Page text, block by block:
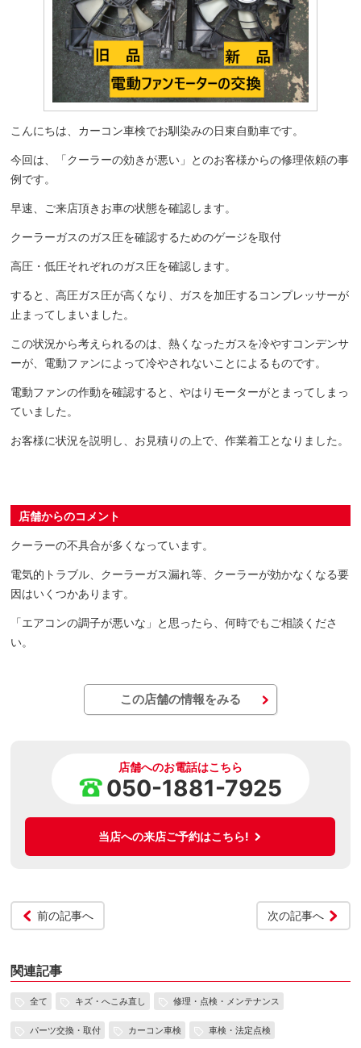
こんにちは、カーコン車検でお馴染みの日東自動車です。
今回は、「クーラーの効きが悪い」とのお客様からの修理依頼の事
例です。
早速、ご来店頂きお車の状態を確認します。
クーラーガスのガス圧を確認するためのゲージを取付
高圧・低圧それぞれのガス圧を確認します。
すると、高圧ガス圧が高くなり、ガスを加圧するコンプレッサーが
止まってしまいました。
この状況から考えられるのは、熱くなったガスを冷やすコンデンサ
ーが、電動ファンによって冷やされないことによるものです。
電動ファンの作動を確認すると、やはりモーターがとまってしまっ
ていました。
お客様に状況を説明し、お見積りの上で、作業着工となりました。
店舗からのコメント
クーラーの不具合が多くなっています。
電気的トラブル、クーラーガス漏れ等、クーラーが効かなくなる要
因はいくつかあります。
「エアコンの調子が悪いな」と思ったら、何時でもご相談くださ
い。
この店舗の情報をみる
店舗へのお電話はこちら
050-1881-7925
当店への来店ご予約はこちら!
前の記事へ 次の記事へ
関連記事
全て キズ・へこみ直し 修理・点検・メンテナンス
パーツ交換・取付 カーコン車検 車検・法定点検